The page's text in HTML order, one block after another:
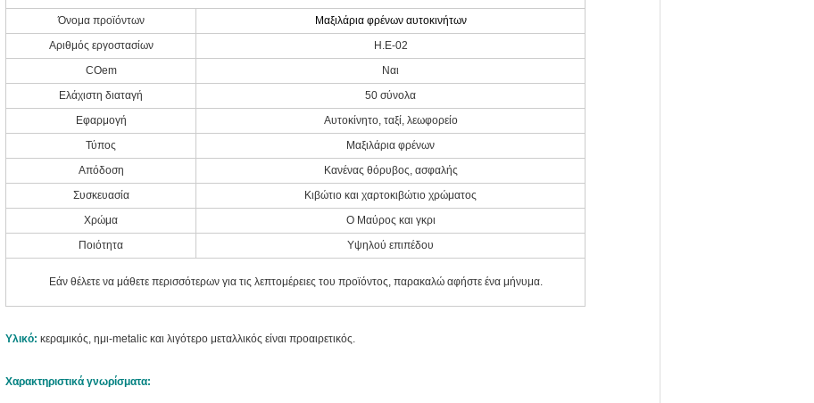
Όνομα προϊόντων
Μαξιλάρια φρένων αυτοκινήτων
Αριθμός εργοστασίων
Η.Ε-02
COem
Ναι
Ελάχιστη διαταγή
50 σύνολα
Εφαρμογή
Αυτοκίνητο, ταξί, λεωφορείο
Τύπος
Μαξιλάρια φρένων
Απόδοση
Κανένας θόρυβος, ασφαλής
Συσκευασία
Κιβώτιο και χαρτοκιβώτιο χρώματος
Χρώμα
Ο Μαύρος και γκρι
Ποιότητα
Υψηλού επιπέδου
Εάν θέλετε να μάθετε περισσότερων για τις λεπτομέρειες του προϊόντος, παρακαλώ αφήστε ένα μήνυμα.
Υλικό: κεραμικός, ημι-metalic και λιγότερο μεταλλικός είναι προαιρετικός.
Χαρακτηριστικά γνωρίσματα: